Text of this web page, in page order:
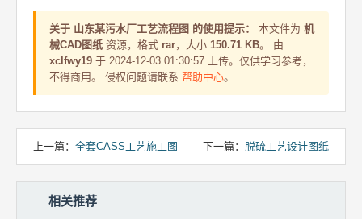
关于 山东某污水厂工艺流程图 的使用提示： 本文件为 机
械CAD图纸 资源，格式 rar，大小 150.71 KB。 由
xclfwy19 于 2024-12-03 01:30:57 上传。仅供学习参考，
不得商用。 侵权问题请联系 帮助中心。
上一篇： 全套CASS工艺施工图 下一篇： 脱硫工艺设计图纸
相关推荐